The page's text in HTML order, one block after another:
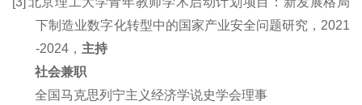
下制造业数字化转型中的国家产业安全问题研究，2021
-2024 ， 主持
社会兼职
全国马克思列宁主义经济学说史学会理事